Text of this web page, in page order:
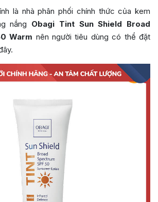
là nhà phân phối chính thức của kem
nắng Obagi Tint Sun Shield Broad
Warm nên người tiêu dùng có thể đặt